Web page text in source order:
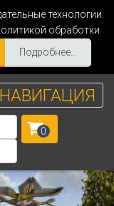
технологии.
обработки
Подробнее...
НАВИГАЦИЯ
0